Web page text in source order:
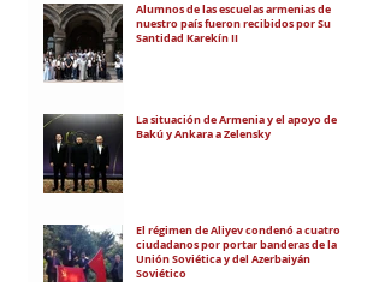
Alumnos de las escuelas armenias de
nuestro país fueron recibidos por Su
Santidad Karekín II
La situación de Armenia y el apoyo de
Bakú y Ankara a Zelensky
El régimen de Aliyev condenó a cuatro
ciudadanos por portar banderas de la
Unión Soviética y del Azerbaiyán
Soviético